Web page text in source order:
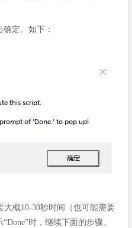
定。如下：
大概10-30秒时间（也可能需要
时，继续下面的步骤。